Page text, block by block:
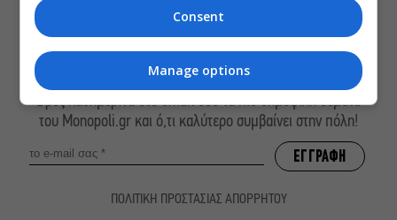
ΕΓΓΡΑΦΕΙΤΕ ΣΤΟ NEWSLETTER ΜΑΣ
Βρες καθημερινά στο email σου τα πιο δημοφιλή θέματα
του Monopoli.gr και ό,τι καλύτερο συμβαίνει στην πόλη!
ΠΟΛΙΤΙΚΗ ΠΡΟΣΤΑΣΙΑΣ ΑΠΟΡΡΗΤΟΥ
Consent
Manage options